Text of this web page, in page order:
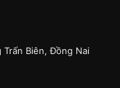
Trấn Biên, Đồng Nai